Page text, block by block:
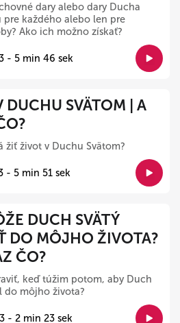
dary alebo dary Ducha
pre každého alebo len pre
Ako ich možno získať?
- 5 min 46 sek
DUCHU SVÄTOM | A
žiť život v Duchu Svätom?
- 5 min 51 sek
DUCH SVÄTÝ
DO MÔJHO ŽIVOTA?
ČO?
keď túžim potom, aby Duch
do môjho života?
- 2 min 23 sek